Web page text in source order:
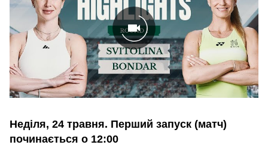
Неділя, 24 травня. Перший запуск (матч)
починається о 12:00